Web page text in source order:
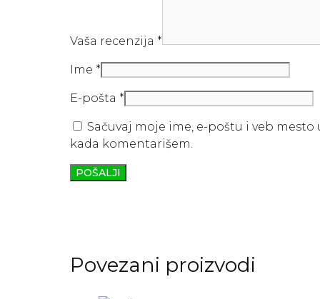
Vaša recenzija *
Ime *
E-pošta *
Sačuvaj moje ime, e-poštu i veb
kada komentarišem.
Povezani proizvodi